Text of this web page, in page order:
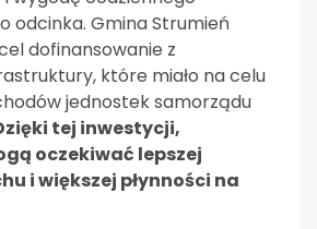
odcinka. Gmina Strumień
dofinansowanie z
które miało na celu
jednostek samorządu
tej inwestycji,
oczekiwać lepszej
i większej płynności na